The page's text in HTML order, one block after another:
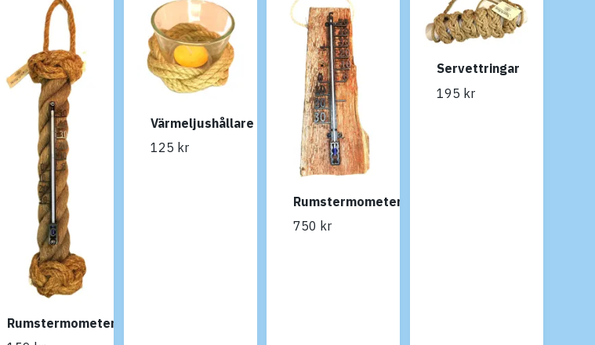
Rumstermometer
Värmeljushållare
125 kr
Rumstermometer
750 kr
Servettringar
195 kr